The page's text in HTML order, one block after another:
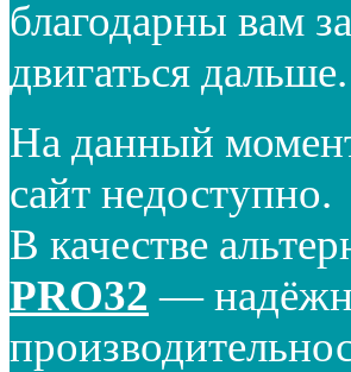
благодарны вам
двигаться дальше.
На данный
сайт недоступно.
В качестве
PRO32 —